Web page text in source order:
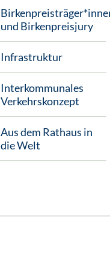
und Birkenpreisjury
Infrastruktur
Interkommunales
Verkehrskonzept
Aus dem Rathaus in
die Welt